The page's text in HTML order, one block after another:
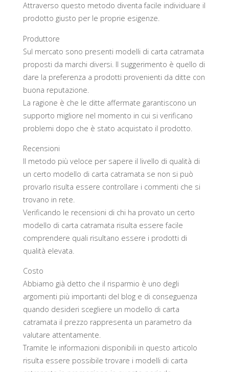
Attraverso questo metodo diventa facile individuare il
prodotto giusto per le proprie esigenze.
Produttore
Sul mercato sono presenti modelli di carta catramata
proposti da marchi diversi. Il suggerimento è quello di
dare la preferenza a prodotti provenienti da ditte con
buona reputazione.
La ragione è che le ditte affermate garantiscono un
supporto migliore nel momento in cui si verificano
problemi dopo che è stato acquistato il prodotto.
Recensioni
Il metodo più veloce per sapere il livello di qualità di
un certo modello di carta catramata se non si può
provarlo risulta essere controllare i commenti che si
trovano in rete.
Verificando le recensioni di chi ha provato un certo
modello di carta catramata risulta essere facile
comprendere quali risultano essere i prodotti di
qualità elevata.
Costo
Abbiamo già detto che il risparmio è uno degli
argomenti più importanti del blog e di conseguenza
quando desideri scegliere un modello di carta
catramata il prezzo rappresenta un parametro da
valutare attentamente.
Tramite le informazioni disponibili in questo articolo
risulta essere possibile trovare i modelli di carta